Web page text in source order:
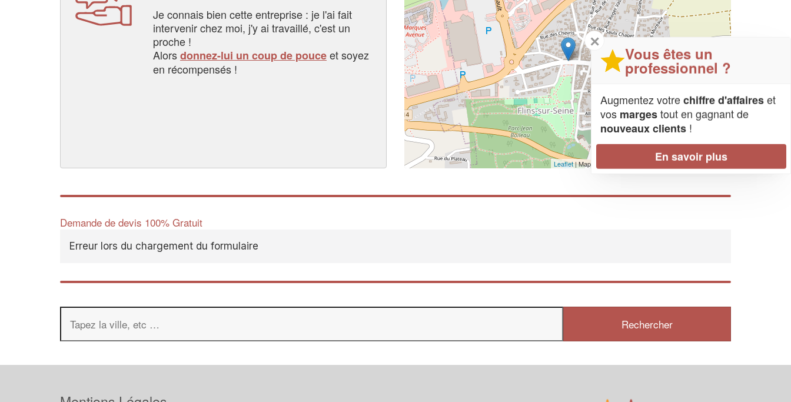
Je connais bien cette entreprise : je l'ai fait
intervenir chez moi, j'y ai travaillé, c'est un
proche !
Alorsdonnez-lui un coup de pouceet soyez
en récompensés !
Leaflet| Map data © OpenStreetMap contributors,CC-BY-SA
Demande de devis 100% Gratuit
Erreur lors du chargement du formulaire
✕
Vous êtes un
professionnel ?
Augmentez votrechiffre d'affaireset
vos margestout en gagnant de
nouveaux clients !
En savoir plus